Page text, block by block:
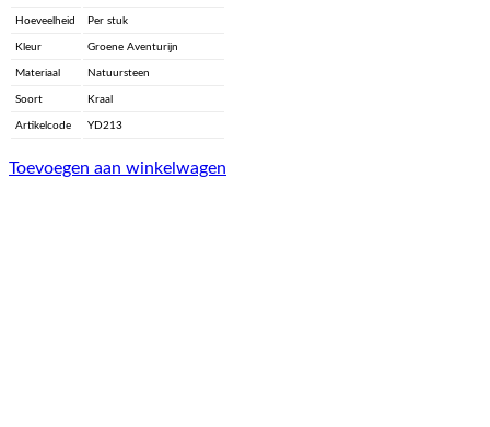
Hoeveelheid Per stuk
Kleur Groene Aventurijn
Materiaal Natuursteen
Soort Kraal
Artikelcode YD213
Toevoegen aan winkelwagen